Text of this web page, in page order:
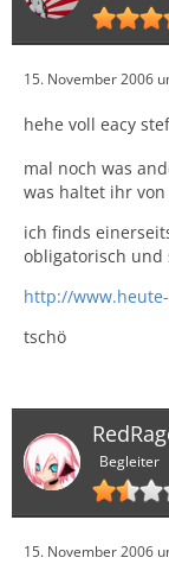
15. November 2006
hehe voll eacy
mal noch was
was haltet ihr von
ich finds
obligatorisch und
http://
tschö
Begleiter
15. November 2006